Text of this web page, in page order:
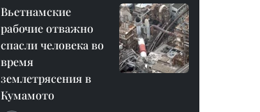
Вьетнамские
рабочие отважно
спасли человека во
время
землетрясения в
Кумамото